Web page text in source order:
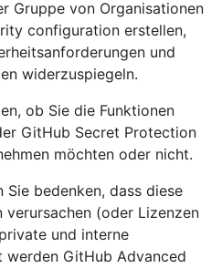
Gruppe von Organisationen
configuration erstellen,
und
widerzuspiegeln.
ob Sie die Funktionen
GitHub Secret Protection
möchten oder nicht.
Sie bedenken, dass diese
verursachen (oder Lizenzen
und interne
werden GitHub Advanced